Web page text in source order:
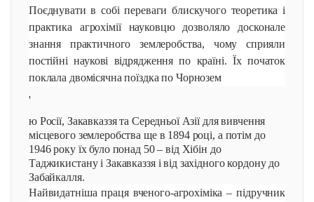
Поєднувати в собі переваги блискучого теоретика і
практика агрохімії науковцю дозволяло досконале
знання практичного землеробства, чому сприяли
постійні наукові відрядження по країні. Їх початок
поклала двомісячна поїздка по Чорнозем
'
ю Росії, Закавказзя та Середньої Азії для вивчення
місцевого землеробства ще в 1894 році, а потім до
1946 року їх було понад 50 – від Хібін до
Таджикистану і Закавказзя і від західного кордону до
Забайкалля.
Найвидатніша праця вченого-агрохіміка – підручник